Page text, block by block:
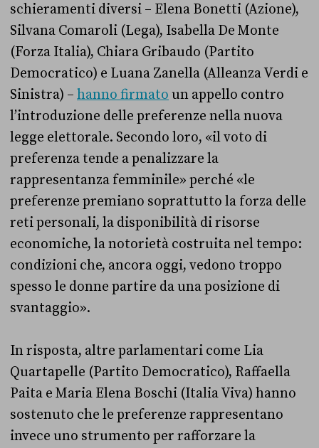
schieramenti diversi – Elena Bonetti (Azione),
Silvana Comaroli (Lega), Isabella De Monte
(Forza Italia), Chiara Gribaudo (Partito
Democratico) e Luana Zanella (Alleanza Verdi e
Sinistra) – hanno firmato un appello contro
l’introduzione delle preferenze nella nuova
legge elettorale. Secondo loro, «il voto di
preferenza tende a penalizzare la
rappresentanza femminile» perché «le
preferenze premiano soprattutto la forza delle
reti personali, la disponibilità di risorse
economiche, la notorietà costruita nel tempo:
condizioni che, ancora oggi, vedono troppo
spesso le donne partire da una posizione di
svantaggio».
In risposta, altre parlamentari come Lia
Quartapelle (Partito Democratico), Raffaella
Paita e Maria Elena Boschi (Italia Viva) hanno
sostenuto che le preferenze rappresentano
invece uno strumento per rafforzare la